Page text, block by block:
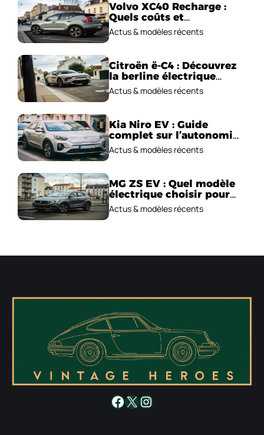
Volvo XC40 Recharge :
Quels coûts et
performances
électriques ?
Actus & modèles récents
Citroën ë-C4 : Découvrez
la berline électrique
emblématique!
Actus & modèles récents
Kia Niro EV : Guide
complet sur l’autonomie
et le prix !
Actus & modèles récents
MG ZS EV : Quel modèle
électrique choisir pour
2026 ?
Actus & modèles récents
Facebook
X Instagram